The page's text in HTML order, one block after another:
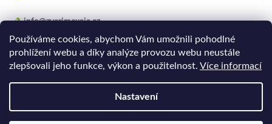
Používáme cookies, abychom Vám umožnili pohodlné
prohlížení webu a díky analýze provozu webu neustále
zlepšovali jeho funkce, výkon a použitelnost. Více informací
Nastavení
info@zverimexaja.cz
VytvořiloLer.studio